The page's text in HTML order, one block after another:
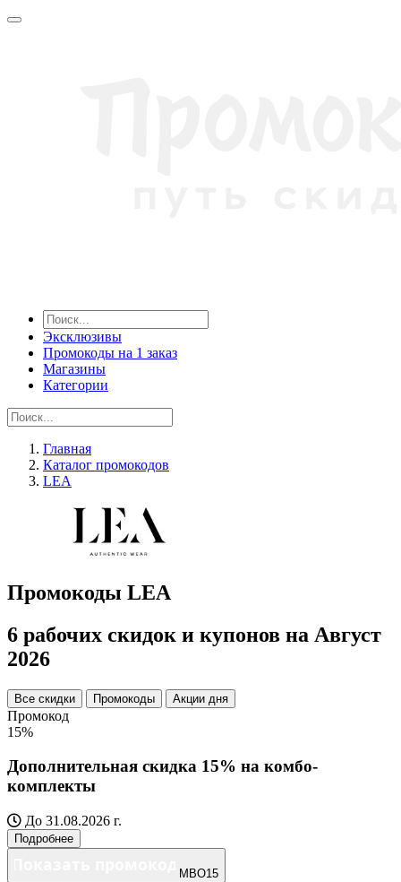
Эксклюзивы
Промокоды на 1 заказ
Магазины
Категории
Главная
Каталог промокодов
LEA
Промокоды LEA
6 рабочих скидок и купонов на Август
2026
Все скидки Промокоды Акции дня
Промокод
15%
Дополнительная скидка 15% на комбо-
комплекты
До 31.08.2026 г.
Подробнее
MBO15